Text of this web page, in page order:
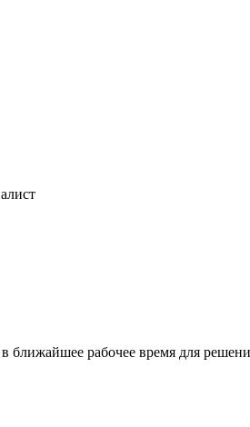
рабочее время для